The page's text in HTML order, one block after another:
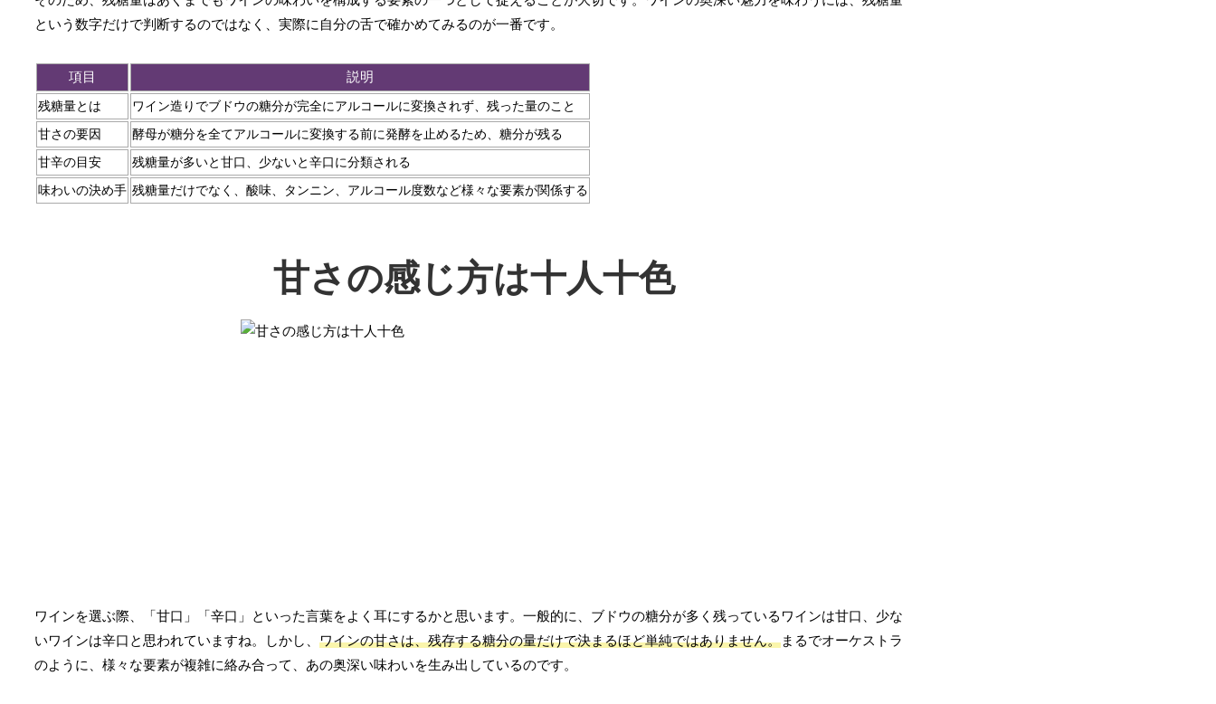
という数字だけで判断するのではなく、実際に自分の舌で確かめてみるのが一番です。
項目 説明
残糖量とは ワイン造りでブドウの糖分が完全にアルコールに変換されず、残った量のこと
甘さの要因 酵母が糖分を全てアルコールに変換する前に発酵を止めるため、糖分が残る
甘辛の目安 残糖量が多いと甘口、少ないと辛口に分類される
味わいの決め手 残糖量だけでなく、酸味、タンニン、アルコール度数など様々な要素が関係する
甘さの感じ方は十人十色
ワインを選ぶ際、「甘口」「辛口」といった言葉をよく耳にするかと思います。一般的に、ブドウの糖分が多く残っているワインは甘口、少な
いワインは辛口と思われていますね。しかし、 ワインの甘さは、残存する糖分の量だけで決まるほど単純ではありません。まるでオーケストラ
のように、様々な要素が複雑に絡み合って、あの奥深い味わいを生み出しているのです。